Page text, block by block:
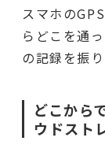
スマホの
らどこを通
の記録を振
どこから
ウドスト